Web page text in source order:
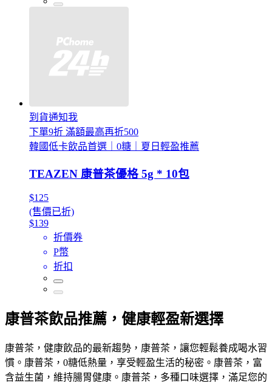
到貨通知我
下單9折 滿額最高再折500
韓國低卡飲品首選｜0糖｜夏日輕盈推薦
TEAZEN 康普茶優格 5g * 10包
$125
(售價已折)
$139
折價券
P幣
折扣
康普茶飲品推薦，健康輕盈新選擇
康普茶，健康飲品的最新趨勢，康普茶，讓您輕鬆養成喝水習
慣。康普茶，0糖低熱量，享受輕盈生活的秘密。康普茶，富
含益生菌，維持腸胃健康。康普茶，多種口味選擇，滿足您的